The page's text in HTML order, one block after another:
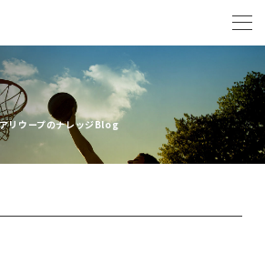
リウープのナレッジBlog